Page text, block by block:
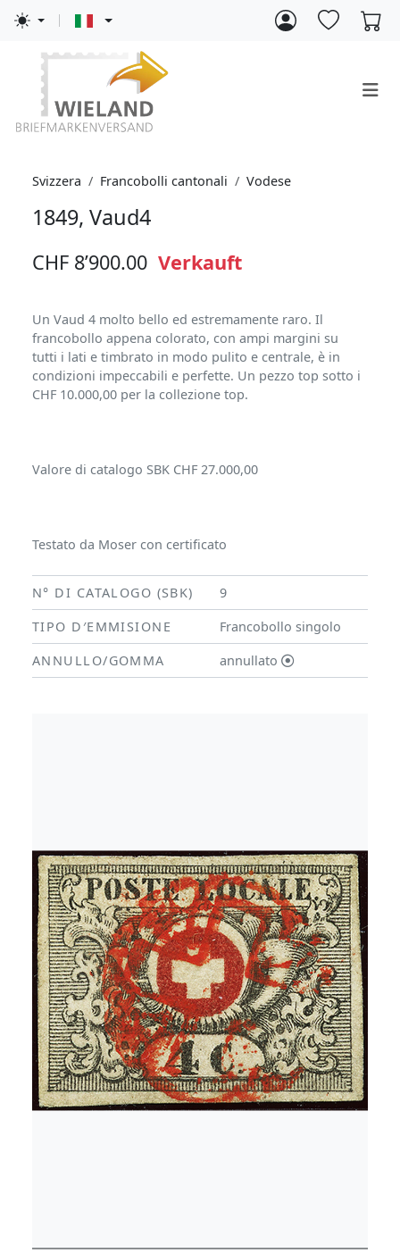
Svizzera Francobolli cantonali Vodese
1849, Vaud4
CHF 8’900.00 Verkauft
Un Vaud 4 molto bello ed estremamente raro. Il
francobollo appena colorato, con ampi margini su
tutti i lati e timbrato in modo pulito e centrale, è in
condizioni impeccabili e perfette. Un pezzo top sotto i
CHF 10.000,00 per la collezione top.
Valore di catalogo SBK CHF 27.000,00
Testato da Moser con certificato
N° DI CATALOGO (SBK)
9
TIPO D′EMMISIONE
Francobollo singolo
ANNULLO/GOMMA
annullato